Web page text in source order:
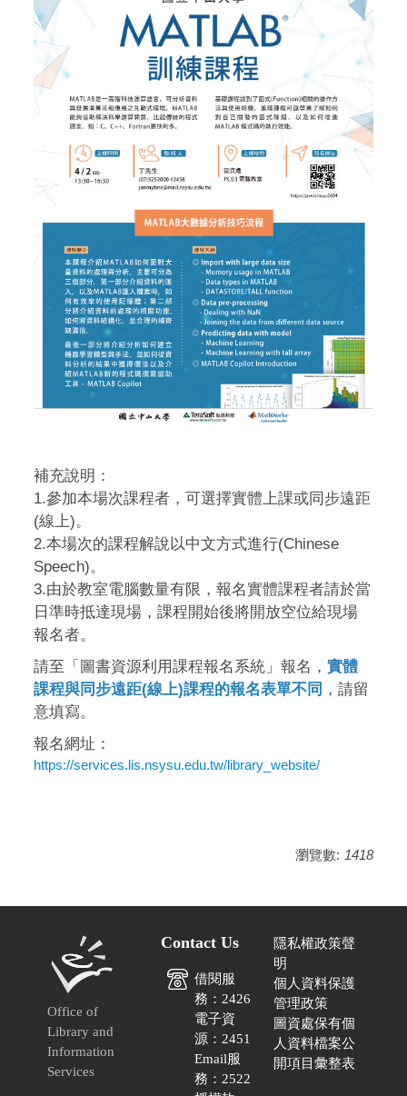
補充說明：
1.參加本場次課程者，可選擇實體上課或同步遠距
(線上)。
2.本場次的課程解說以中文方式進行(Chinese
Speech)。
3.由於教室電腦數量有限，報名實體課程者請於當
日準時抵達現場，課程開始後將開放空位給現場
報名者。
請至「圖書資源利用課程報名系統」報名，實體
課程與同步遠距(線上)課程的報名表單不同 ，請留
意填寫。
報名網址：
https://services.lis.nsysu.edu.tw/library_website/
瀏覽數: 1418
Office of
Library and
Information
Services
Contact Us
借閱服
務：2426
電子資
源：2451
Email服
務：2522
隱私權政策聲
明
個人資料保護
管理政策
圖資處保有個
人資料檔案公
開項目彙整表